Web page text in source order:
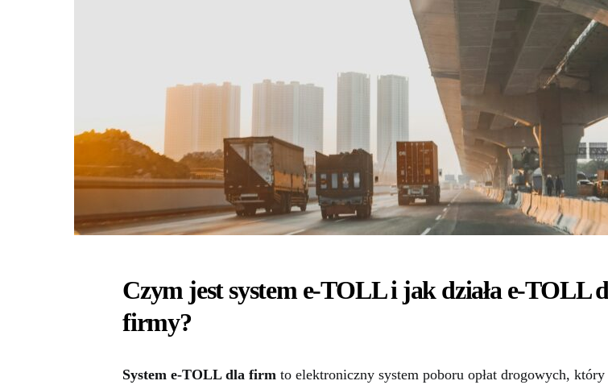
Czym jest system e-TOLL i jak działa e-TOLL
firmy?
System e-TOLL dla firm to elektroniczny system poboru opłat drogowych, który